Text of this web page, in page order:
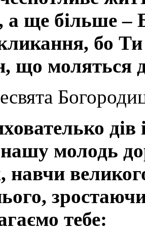
а ще більше –
бо
що моляться
дів
молодь
навчи
зростаючи
тебе: